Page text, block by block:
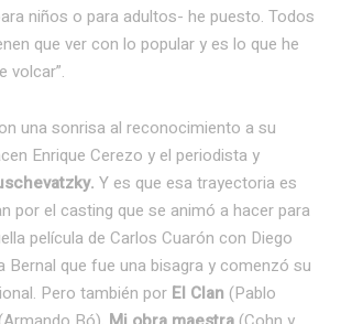
niños o para adultos- he puesto. Todos
que ver con lo popular y es lo que he
volcar”.
una sonrisa al reconocimiento a su
Enrique Cerezo y el periodista y
Y es que esa trayectoria es
por el casting que se animó a hacer para
película de Carlos Cuarón con Diego
Bernal que fue una bisagra y comenzó su
Pero también por El Clan (Pablo